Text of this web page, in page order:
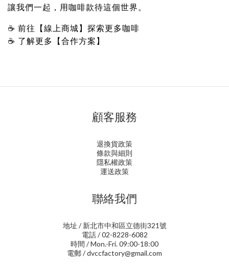
讓我們一起，用咖啡款待這個世界。
☕ 前往【 線上商城 】探索更多咖啡
☕ 了解更多【 合作方案 】
顧客服務
退換貨政策
條款與細則
隱私權政策
運送政策
聯絡我們
地址 / 新北市中和區立德街321號
電話 / 02-8228-6082
時間 / Mon.-Fri. 09:00-18:00
電郵 / dvccfactory@gmail.com